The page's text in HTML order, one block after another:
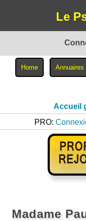
Le
Accueil
PRO:
Madame